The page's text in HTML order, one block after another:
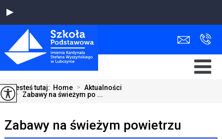
Jesteś tutaj: Home > Aktualności
> Zabawy na świeżym po ...
Zabawy na świeżym powietrzu